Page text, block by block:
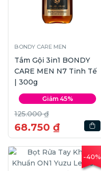
BONDY CARE MEN
Tắm Gội 3in1 BONDY
CARE MEN N7 Tinh Tế
| 300g
Giảm 45%
125.000 ₫
68.750 ₫
-40%